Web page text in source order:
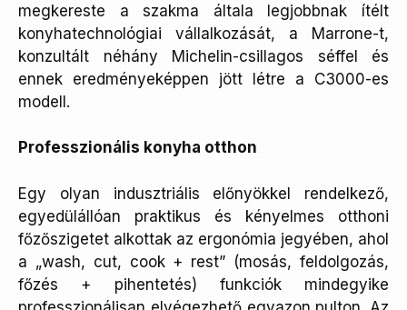
megkereste a szakma általa legjobbnak ítélt
konyhatechnológiai vállalkozását, a Marrone-t,
konzultált néhány Michelin-csillagos séffel és
ennek eredményeképpen jött létre a C3000-es
modell.
Professzionális konyha otthon
Egy olyan indusztriális előnyökkel rendelkező,
egyedülállóan praktikus és kényelmes otthoni
főzőszigetet alkottak az ergonómia jegyében, ahol
a „wash, cut, cook + rest” (mosás, feldolgozás,
főzés + pihentetés) funkciók mindegyike